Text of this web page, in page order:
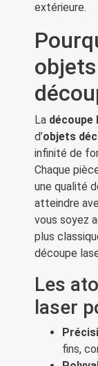
extérieure.
La découpe
d’objets
infinité de
Chaque
une qualité
atteindre
vous soyez
plus
découpe
Les
laser
fins,